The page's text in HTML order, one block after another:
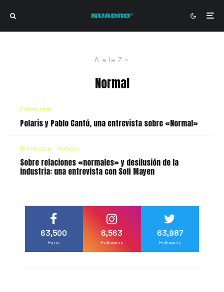
A a la Z
Normal
Entrevistas
Polaris y Pablo Cantú, una entrevista sobre «Normal»
Entrevistas Noticias
Sobre relaciones «normales» y desilusión de la
industria: una entrevista con Sofi Mayen
63,500
Fans
6,563
Followers
63,987
Followers